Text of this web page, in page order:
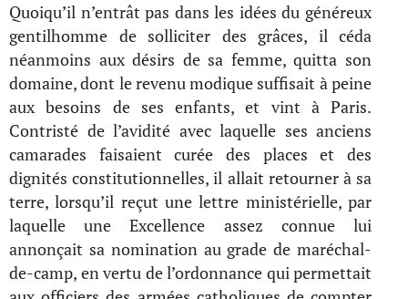
Quoiqu’il n’entrât pas dans les idées du généreux
gentilhomme de solliciter des grâces, il céda
néanmoins aux désirs de sa femme, quitta son
domaine, dont le revenu modique suffisait à peine
aux besoins de ses enfants, et vint à Paris.
Contristé de l’avidité avec laquelle ses anciens
camarades faisaient curée des places et des
dignités constitutionnelles, il allait retourner à sa
terre, lorsqu’il reçut une lettre ministérielle, par
laquelle une Excellence assez connue lui
annonçait sa nomination au grade de maréchal-
de-camp, en vertu de l’ordonnance qui permettait